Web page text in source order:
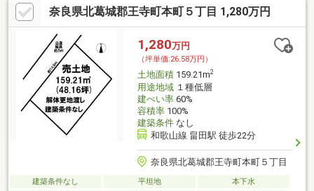
奈良県北葛城郡王寺町本町５丁目 1,280万円
1,280万円
（坪単価:26.58万円）
土地面積159.21m2
用途地域１種低層
建ぺい率60%
容積率100%
建築条件なし
和歌山線 畠田駅 徒歩22分
奈良県北葛城郡王寺町本町５丁目
建築条件なし 平坦地
本下水